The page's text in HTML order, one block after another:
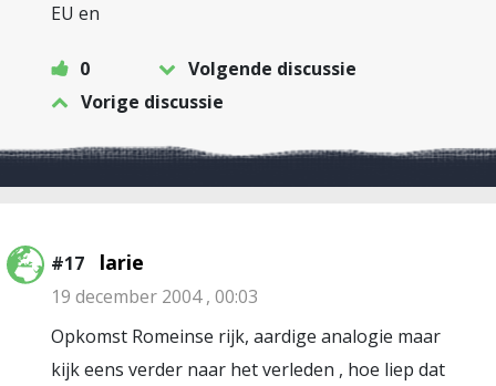
EU en
0
Volgende discussie
Vorige discussie
#17 larie
19 december 2004 , 00:03
Opkomst Romeinse rijk, aardige analogie maar
kijk eens verder naar het verleden , hoe liep dat